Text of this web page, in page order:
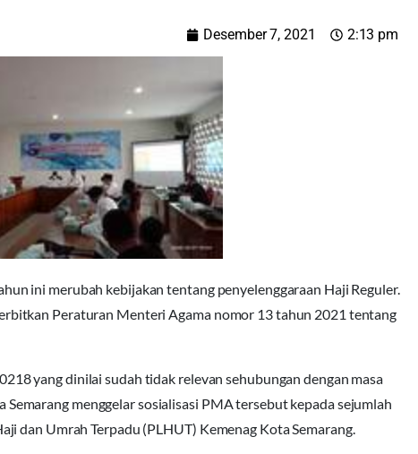
Desember 7, 2021 2:13 pm
ini merubah kebijakan tentang penyelenggaraan Haji Reguler.
Peraturan Menteri Agama nomor 13 tahun 2021 tentang
yang dinilai sudah tidak relevan sehubungan dengan masa
menggelar sosialisasi PMA tersebut kepada sejumlah
dan Umrah Terpadu (PLHUT) Kemenag Kota Semarang.